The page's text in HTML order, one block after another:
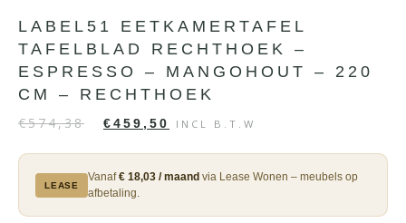
LABEL51 EETKAMERTAFEL
TAFELBLAD RECHTHOEK –
ESPRESSO – MANGOHOUT – 220
CM – RECHTHOEK
€574,38 €459,50 INCL B.T.W
LEASE
Vanaf€ 18,03 / maand via Lease Wonen – meubels op
afbetaling.